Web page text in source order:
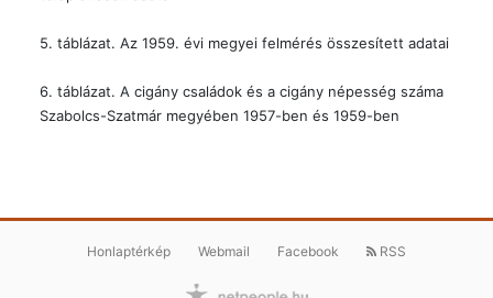
5. táblázat. Az 1959. évi megyei felmérés összesített adatai
6. táblázat. A cigány családok és a cigány népesség száma
Szabolcs-Szatmár megyében 1957-ben és 1959-ben
Honlaptérkép Webmail Facebook RSS